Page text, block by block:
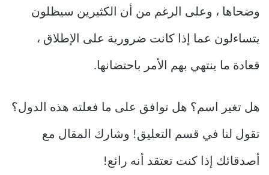
وضحاها ، وعلى الرغم من أن الكثيرين سيظلون
يتساءلون عما إذا كانت ضرورية على الإطلاق ،
فعادة ما ينتهي بهم الأمر باحتضانها.
هل تغير اسم؟ هل توافق على ما فعلته هذه الدول؟
تقول لنا في قسم التعليق! وشارك المقال مع
أصدقائك إذا كنت تعتقد أنه رائع!